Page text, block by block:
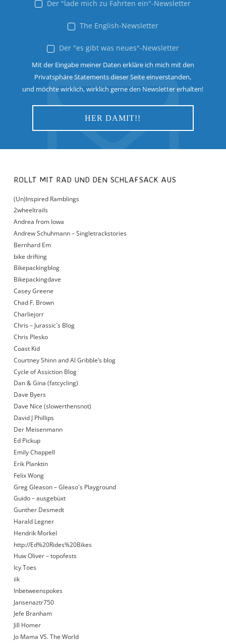
Der "lade mich zu Fahrten ein"-Newsletter
The English-Newsletter
Der "es gibt was neues"-Newsletter
Mit der Eingabe meiner Daten erkläre ich mich mit den
Privatsphäre Statements dieser Seite einverstanden,
und möchte wirklich, wirklich gerne den Newsletter erhalten!
ROLLT MIT RAD UND DEN SCHLAFSACK AUS
(Un)Inspired Ramblings
2wheeltrails
Andrea from Iowa
Andrew Schuhmann – Singletrackstories
Bernhard Em
bike drifting
Bikepackingblog
Bikepackingdave
Casey Greene
Chad F. Brown
Charliejorr
Chris – Jurassic´s Blog
Chris Plesko
Coast Kid
Courtney Shinn and Al Gribble’s blog
Cycle of Assiction Blog
Dan & Gina (fatcycling)
Dave Byers
Dave Nice (slowerthensnot)
David J Phillips
Der Meisenmann
Ed Pickup
Emily Chappell
Erik Planktin
Felix Wong
Greg Gleason – Gleaso's Playground
Guido – ausgebüxt
Gunther Desmedt
Harald Legner
Hendrik Morkel
http://Ed%20Rides%20Bikes
Huw Oliver – topofests
Icy Toes
iik
Inbetweenspokes
Jansenaztr750
Jefe Branham
Jill Homer
Jo Mama VS. The World